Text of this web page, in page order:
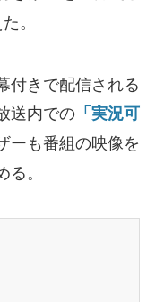
。
付きで配信される
送内での 「実況可
ーも番組の映像を
。